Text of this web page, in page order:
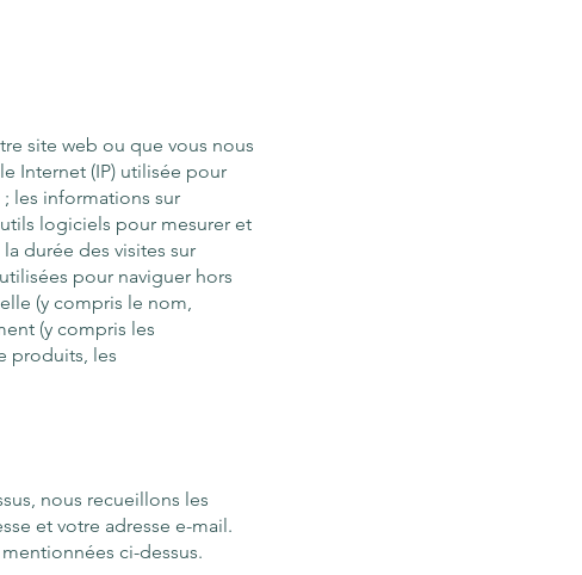
site web ou que vous nous
Internet (IP) utilisée pour
les informations sur
logiciels pour mesurer et
durée des visites sur
pour naviguer hors
(y compris le nom,
(y compris les
produits, les
nous recueillons les
et votre adresse e-mail.
ci-dessus.